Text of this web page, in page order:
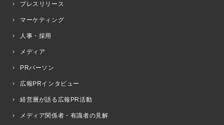
プレスリリース
マーケティング
人事・採用
メディア
PRパーソン
広報PRインタビュー
経営層が語る広報PR活動
メディア関係者・有識者の見解